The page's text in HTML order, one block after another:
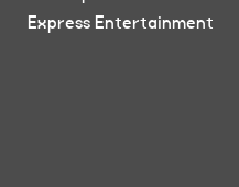
Express Entertainment